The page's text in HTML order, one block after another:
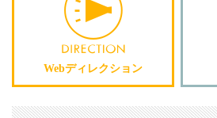
Webディレクション